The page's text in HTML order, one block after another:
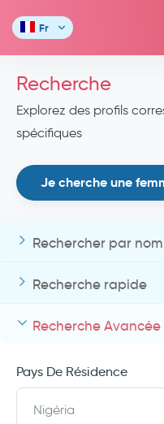
Fr
Recherche
Explorez des profils
spécifiques
Je cherche une
Rechercher par
Recherche rapide
Recherche Avancée
Pays De Résidence
Nigéria